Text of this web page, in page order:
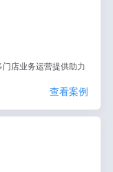
店业务运营提供助力
查看案例